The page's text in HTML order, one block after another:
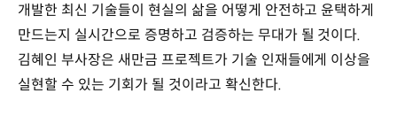
개발한 최신 기술들이 현실의 삶을 어떻게 안전하고 윤택하게
만드는지 실시간으로 증명하고 검증하는 무대가 될 것이다.
김혜인 부사장은 새만금 프로젝트가 기술 인재들에게 이상을
실현할 수 있는 기회가 될 것이라고 확신한다.